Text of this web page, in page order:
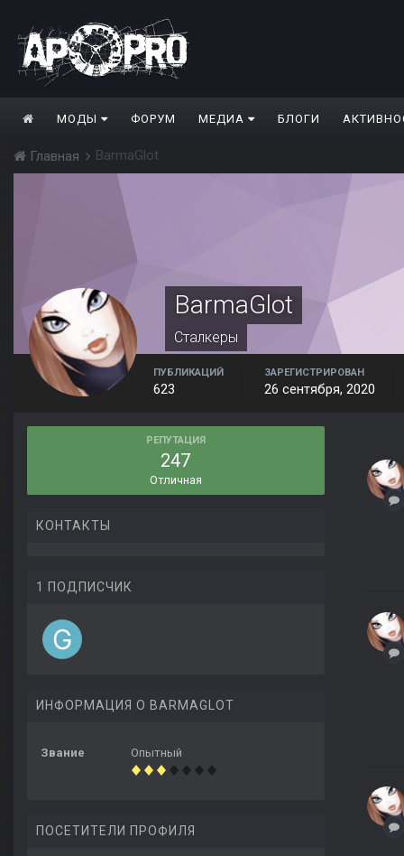
МОДЫ ФОРУМ МЕДИА БЛОГИ
Главная BarmaGlot
BarmaGlot
Сталкеры
ПУБЛИКАЦИЙ
623
ЗАРЕГИСТРИРОВАН
26 сентября, 2020
РЕПУТАЦИЯ
247
Отличная
КОНТАКТЫ
1 ПОДПИСЧИК
ИНФОРМАЦИЯ О BARMAGLOT
Звание Опытный
ПОСЕТИТЕЛИ ПРОФИЛЯ